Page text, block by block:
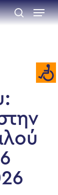
search
Menu